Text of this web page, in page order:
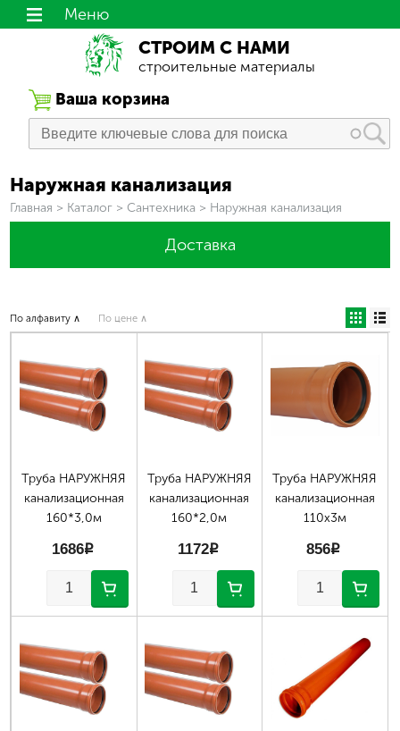
СТРОИМ С НАМИ
строительные материалы
Ваша корзина
Меню
Наружная канализация
Вы здесь
Главная > Каталог > Сантехника > Наружная канализация
Доставка
По алфавиту ∧ По цене ∧
Труба НАРУЖНЯЯ
канализационная
160*3,0м
1686p
Труба НАРУЖНЯЯ
канализационная
160*2,0м
1172p
Труба НАРУЖНЯЯ
канализационная
110х3м
856p